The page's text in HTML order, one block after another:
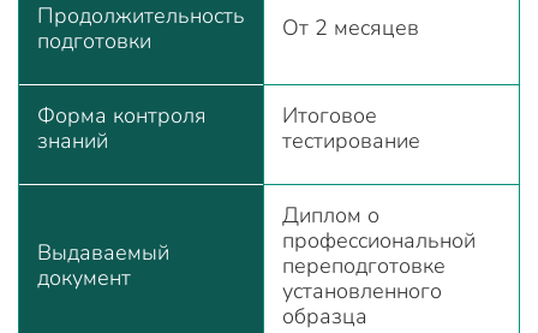
Продолжительность
подготовки
От 2 месяцев
Форма контроля
знаний
Итоговое
тестирование
Выдаваемый
документ
Диплом о
профессиональной
переподготовке
установленного
образца